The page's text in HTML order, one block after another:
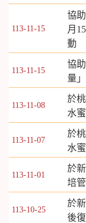
113-11-15
協
月
動
113-11-15
協
量
113-11-08
於
水
113-11-07
於
水
113-11-01
於
培
113-10-25
於
後